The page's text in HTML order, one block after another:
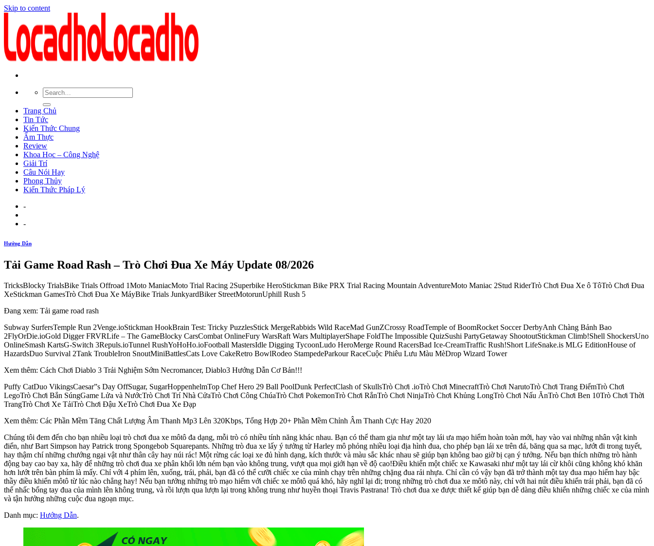
Skip to content
Trang Chủ
Tin Tức
Kiến Thức Chung
Ẩm Thực
Review
Khoa Học – Công Nghệ
Giải Trí
Câu Nói Hay
Phong Thủy
Kiến Thức Pháp Lý
-
-
Hướng Dẫn
Tải Game Road Rash – Trò Chơi Đua Xe Máy Update 08/2026
TricksBlocky TrialsBike Trials Offroad 1Moto ManiacMoto Trial Racing 2Superbike HeroStickman Bike PRX Trial Racing Mountain AdventureMoto Maniac 2Stud RiderTrò Chơi Đua Xe ô TôTrò Chơi Đua
XeStickman GamesTrò Chơi Đua Xe MáyBike Trials JunkyardBiker StreetMotorunUphill Rush 5
Đang xem: Tải game road rash
Subway SurfersTemple Run 2Venge.ioStickman HookBrain Test: Tricky PuzzlesStick MergeRabbids Wild RaceMad GunZCrossy RoadTemple of BoomRocket Soccer DerbyAnh Chàng Bảnh Bao
2FlyOrDie.ioGold Digger FRVRLife – The GameBlocky CarsCombat OnlineFury WarsRaft Wars MultiplayerShape FoldThe Impossible QuizSushi PartyGetaway ShootoutStickman Climb!Shell ShockersUno
OnlineSmash KartsG-Switch 3Repuls.ioTunnel RushYoHoHo.ioFootball MastersIdle Digging TycoonLudo HeroMerge Round RacersBad Ice-CreamTraffic Rush!Short LifeSnake.is MLG EditionHouse of
HazardsDuo Survival 2Tank TroubleIron SnoutMiniBattlesCats Love CakeRetro BowlRodeo StampedeParkour RaceCuộc Phiêu Lưu Màu MèDrop Wizard Tower
Xem thêm: Cách Chơi Diablo 3 Trải Nghiệm Sớm Necromancer, Diablo3 Hướng Dẫn Cơ Bản!!!
Puffy CatDuo VikingsCaesar”s Day OffSugar, SugarHoppenhelmTop Chef Hero 29 Ball PoolDunk PerfectClash of SkullsTrò Chơi .ioTrò Chơi MinecraftTrò Chơi NarutoTrò Chơi Trang ĐiểmTrò Chơi
LegoTrò Chơi Bắn SúngGame Lửa và NướcTrò Chơi Trí Nhà CửaTrò Chơi Công ChúaTrò Chơi PokemonTrò Chơi RắnTrò Chơi NinjaTrò Chơi Khủng LongTrò Chơi Nấu ĂnTrò Chơi Ben 10Trò Chơi Thời
TrangTrò Chơi Xe TảiTrò Chơi Đậu XeTrò Chơi Đua Xe Đạp
Xem thêm: Các Phần Mềm Tăng Chất Lượng Âm Thanh Mp3 Lên 320Kbps, Tổng Hợp 20+ Phần Mềm Chỉnh Âm Thanh Cực Hay 2020
Chúng tôi đem đến cho bạn nhiều loại trò chơi đua xe môtô đa dạng, mỗi trò có nhiều tính năng khác nhau. Bạn có thể tham gia như một tay lái ưa mạo hiểm hoàn toàn mới, hay vào vai những nhân vật kinh
điển, như Bart Simpson hay Patrick trong Spongebob Squarepants. Những trò đua xe lấy ý tưởng từ Harley mô phỏng nhiều loại địa hình đua, cho phép bạn lái xe trên đá, băng qua sa mạc, lướt đi trong tuyết,
hay thậm chí những chướng ngại vật như thân cây hay núi rác! Một rừng các loại xe đủ hình dạng, kích thước và màu sắc khác nhau sẽ giúp bạn không bao giờ bị cạn ý tưởng. Nếu bạn thích những trò hành
động bay cao bay xa, hãy để những trò chơi đua xe phân khối lớn ném bạn vào không trung, vượt qua mọi giới hạn về độ cao!Điều khiển một chiếc xe Kawasaki như một tay lái cừ khôi cũng không khó khăn
hơn lướt trên bàn phím là mấy. Chỉ với 4 phím lên, xuống, trái, phải, bạn đã có thể cưỡi chiếc xe của mình chạy trên những chặng đua rải nhựa. Chỉ cần có vậy bạn đã trở thành một tay đua mạo hiểm hay bậc
thầy điều khiển môtô từ lúc nào chẳng hay! Nếu bạn tưởng những trò mạo hiểm với chiếc xe môtô quá khó, hãy nghĩ lại đi; trong những trò chơi đua xe môtô này, chỉ với hai nút điều khiển trái phải, bạn đã có
thể nhấc bổng tay đua của mình lên không trung, và rồi lượn qua lượn lại trong không trung như huyền thoại Travis Pastrana! Trò chơi đua xe được thiết kế giúp bạn dễ dàng điều khiển những chiếc xe của mình
và tận hưởng những cuộc đua ngoạn mục.
Danh mục: Hướng Dẫn.